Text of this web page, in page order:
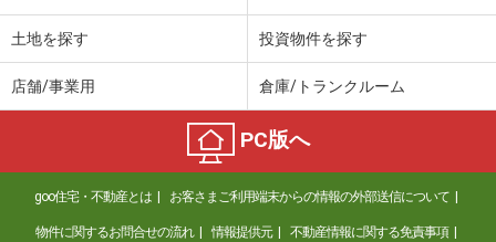
土地を探す 投資物件を探す
店舗/事業用 倉庫/トランクルーム
PC版へ
goo住宅・不動産とは お客さまご利用端末からの情報の外部送信について
物件に関するお問合せの流れ 情報提供元 不動産情報に関する免責事項